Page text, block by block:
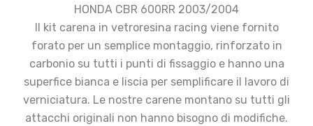
HONDA CBR 600RR 2003/2004
Il kit carena in vetroresina racing viene fornito
forato per un semplice montaggio, rinforzato in
carbonio su tutti i punti di fissaggio e hanno una
superfice bianca e liscia per semplificare il lavoro di
verniciatura. Le nostre carene montano su tutti gli
attacchi originali non hanno bisogno di modifiche.